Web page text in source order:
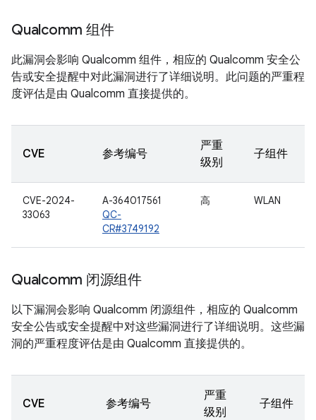
Qualcomm 组件
此漏洞会影响 Qualcomm 组件，相应的 Qualcomm 安全公
告或安全提醒中对此漏洞进行了详细说明。此问题的严重程
度评估是由 Qualcomm 直接提供的。
CVE 参考编号
严重
级别
子组件
CVE-2024-
33063
A-364017561
QC-
CR#3749192
高 WLAN
Qualcomm 闭源组件
以下漏洞会影响 Qualcomm 闭源组件，相应的 Qualcomm
安全公告或安全提醒中对这些漏洞进行了详细说明。这些漏
洞的严重程度评估是由 Qualcomm 直接提供的。
CVE 参考编号
严重
级别
子组件